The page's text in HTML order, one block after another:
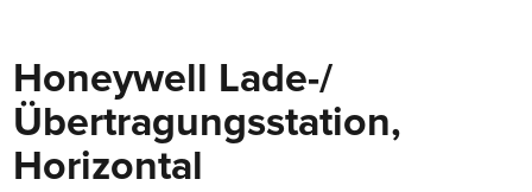
Honeywell Lade-/
Übertragungsstation,
Horizontal